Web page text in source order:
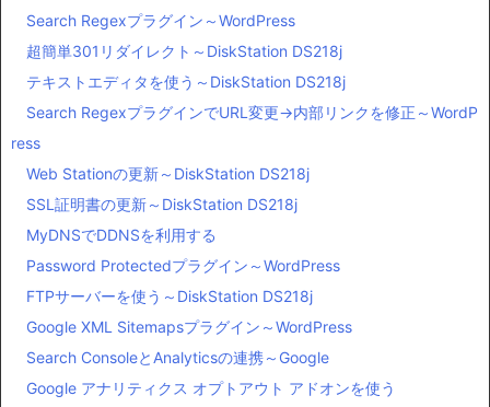
Search Regexプラグイン～WordPress
超簡単301リダイレクト～DiskStation DS218j
テキストエディタを使う～DiskStation DS218j
Search RegexプラグインでURL変更→内部リンクを修正～WordP
ress
Web Stationの更新～DiskStation DS218j
SSL証明書の更新～DiskStation DS218j
MyDNSでDDNSを利用する
Password Protectedプラグイン～WordPress
FTPサーバーを使う～DiskStation DS218j
Google XML Sitemapsプラグイン～WordPress
Search ConsoleとAnalyticsの連携～Google
Google アナリティクス オプトアウト アドオンを使う